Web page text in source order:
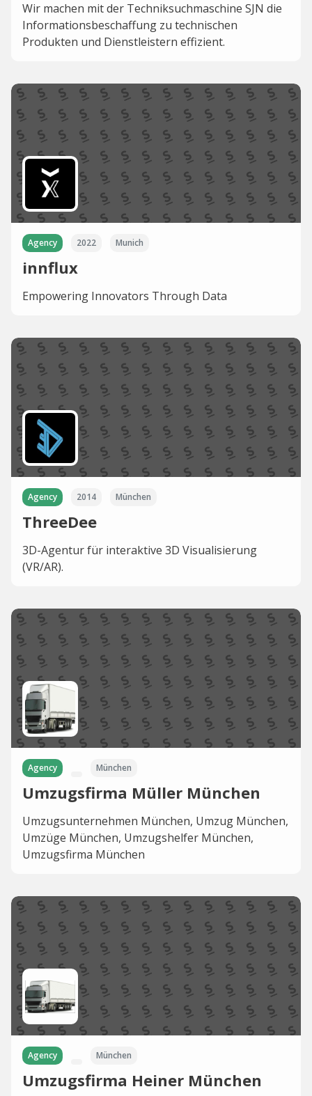
Wir machen mit der Techniksuchmaschine SJN die
Informationsbeschaffung zu technischen
Produkten und Dienstleistern effizient.
Agency 2022 Munich
innflux
Empowering Innovators Through Data
Agency 2014 München
ThreeDee
3D-Agentur für interaktive 3D Visualisierung
(VR/AR).
Agency München
Umzugsfirma Müller München
Umzugsunternehmen München, Umzug München,
Umzüge München, Umzugshelfer München,
Umzugsfirma München
Agency München
Umzugsfirma Heiner München